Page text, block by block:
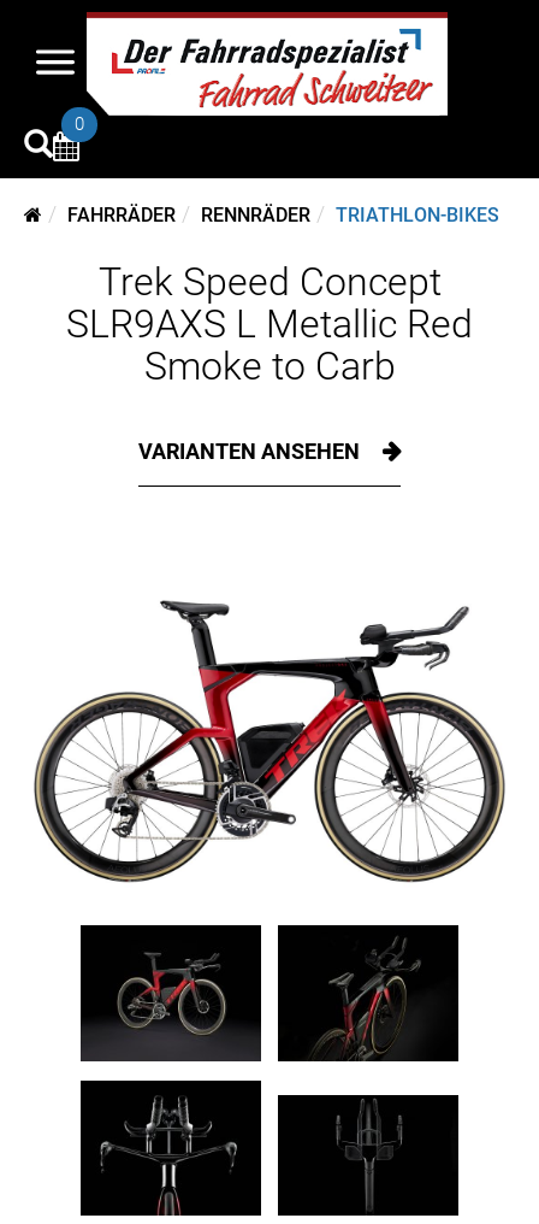
0
FAHRRÄDER RENNRÄDER TRIATHLON-BIKES
Trek Speed Concept
SLR9AXS L Metallic Red
Smoke to Carb
VARIANTEN ANSEHEN